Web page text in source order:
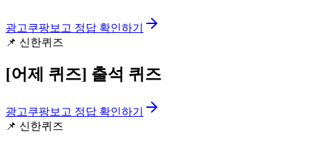
광고쿠팡보고 정답 확인하기
📌 신한퀴즈
[어제 퀴즈] 출석 퀴즈
광고쿠팡보고 정답 확인하기
📌 신한퀴즈